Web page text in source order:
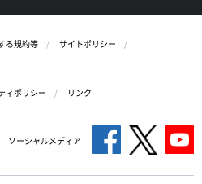
る規約等
サイトポリシー
ィポリシー リンク
ソーシャルメディア